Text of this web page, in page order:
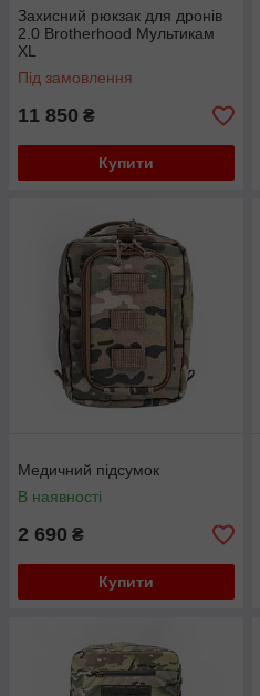
Захисний рюкзак для дронів
2.0 Brotherhood Мультикам
XL
Під замовлення
11 850 ₴
Купити
Медичний підсумок
В наявності
2 690 ₴
Купити